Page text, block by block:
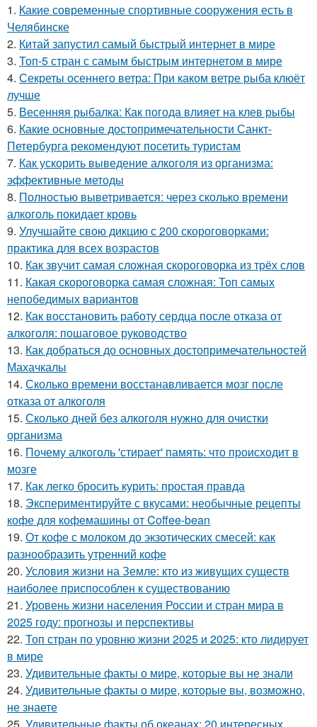
1. Какие современные спортивные сооружения есть в
Челябинске
2. Китай запустил самый быстрый интернет в мире
3. Топ-5 стран с самым быстрым интернетом в мире
4. Секреты осеннего ветра: При каком ветре рыба клюёт
лучше
5. Весенняя рыбалка: Как погода влияет на клев рыбы
6. Какие основные достопримечательности Санкт-
Петербурга рекомендуют посетить туристам
7. Как ускорить выведение алкоголя из организма:
эффективные методы
8. Полностью выветривается: через сколько времени
алкоголь покидает кровь
9. Улучшайте свою дикцию с 200 скороговорками:
практика для всех возрастов
10. Как звучит самая сложная скороговорка из трёх слов
11. Какая скороговорка самая сложная: Топ самых
непобедимых вариантов
12. Как восстановить работу сердца после отказа от
алкоголя: пошаговое руководство
13. Как добраться до основных достопримечательностей
Махачкалы
14. Сколько времени восстанавливается мозг после
отказа от алкоголя
15. Сколько дней без алкоголя нужно для очистки
организма
16. Почему алкоголь 'стирает' память: что происходит в
мозге
17. Как легко бросить курить: простая правда
18. Экспериментируйте с вкусами: необычные рецепты
кофе для кофемашины от Coffee-bean
19. От кофе с молоком до экзотических смесей: как
разнообразить утренний кофе
20. Условия жизни на Земле: кто из живущих существ
наиболее приспособлен к существованию
21. Уровень жизни населения России и стран мира в
2025 году: прогнозы и перспективы
22. Топ стран по уровню жизни 2025 и 2025: кто лидирует
в мире
23. Удивительные факты о мире, которые вы не знали
24. Удивительные факты о мире, которые вы, возможно,
не знаете